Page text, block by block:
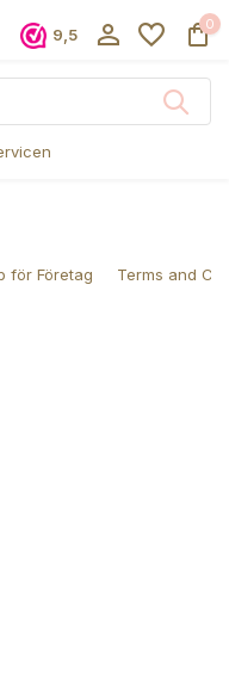
9,5
0
för Företag Terms and